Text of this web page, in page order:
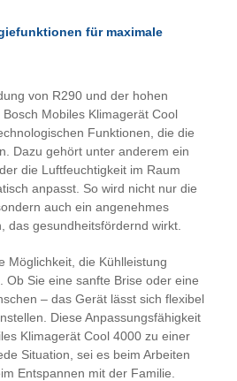
für maximale
von R290 und der hohen
Mobiles Klimagerät Cool
Funktionen, die die
Dazu gehört unter anderem ein
die Luftfeuchtigkeit im Raum
anpasst. So wird nicht nur die
auch ein angenehmes
das gesundheitsfördernd wirkt.
Möglichkeit, die Kühlleistung
Ob Sie eine sanfte Brise oder eine
– das Gerät lässt sich flexibel
Diese Anpassungsfähigkeit
Klimagerät Cool 4000 zu einer
Situation, sei es beim Arbeiten
Entspannen mit der Familie.